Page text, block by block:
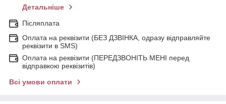
Детальніше
Післяплата
Оплата на реквізити (БЕЗ ДЗВІНКА, одразу відправляйте
реквізити в SMS)
Оплата на реквізити (ПЕРЕДЗВОНІТЬ МЕНІ перед
відправкою реквізитів)
Всі умови оплати